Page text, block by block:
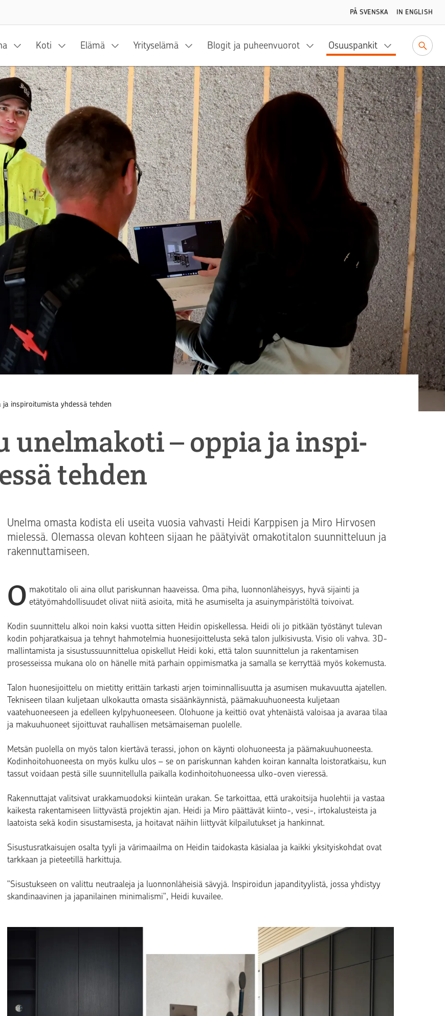
PÅ SVENSKA IN ENGLISH
Koti Elämä Yrityselämä Blogit ja puheenvuorot Osuuspankit
ins­pi­roi­tu­mis­ta yh­des­sä teh­den
unel­ma­ko­ti – op­pia ja ins­pi­
teh­den
Unelma omasta kodista eli useita vuosia vahvasti Heidi Karppisen ja Miro Hirvosen
mielessä. Olemassa olevan kohteen sijaan he päätyivät omakotitalon suunnitteluun ja
rakennuttamiseen.
O makotitalo oli aina ollut pariskunnan haaveissa. Oma piha, luonnonläheisyys, hyvä sijainti ja
etätyömahdollisuudet olivat niitä asioita, mitä he asumiselta ja asuinympäristöltä toivoivat.
Kodin suunnittelu alkoi noin kaksi vuotta sitten Heidin opiskellessa. Heidi oli jo pitkään työstänyt tulevan
kodin pohjaratkaisua ja tehnyt hahmotelmia huonesijoittelusta sekä talon julkisivusta. Visio oli vahva. 3D-
mallintamista ja sisustussuunnittelua opiskellut Heidi koki, että talon suunnittelun ja rakentamisen
prosesseissa mukana olo on hänelle mitä parhain oppimismatka ja samalla se kerryttää myös kokemusta.
Talon huonesijoittelu on mietitty erittäin tarkasti arjen toiminnallisuutta ja asumisen mukavuutta ajatellen.
Tekniseen tilaan kuljetaan ulkokautta omasta sisäänkäynnistä, päämakuuhuoneesta kuljetaan
vaatehuoneeseen ja edelleen kylpyhuoneeseen. Olohuone ja keittiö ovat yhtenäistä valoisaa ja avaraa tilaa
ja makuuhuoneet sijoittuvat rauhallisen metsämaiseman puolelle.
Metsän puolella on myös talon kiertävä terassi, johon on käynti olohuoneesta ja päämakuuhuoneesta.
Kodinhoitohuoneesta on myös kulku ulos – se on pariskunnan kahden koiran kannalta loistoratkaisu, kun
tassut voidaan pestä sille suunnitellulla paikalla kodinhoitohuoneessa ulko-oven vieressä.
Rakennuttajat valitsivat urakkamuodoksi kiinteän urakan. Se tarkoittaa, että urakoitsija huolehtii ja vastaa
kaikesta rakentamiseen liittyvästä projektin ajan. Heidi ja Miro päättävät kiinto-, vesi-, irtokalusteista ja
laatoista sekä kodin sisustamisesta, ja hoitavat näihin liittyvät kilpailutukset ja hankinnat.
Sisustusratkaisujen osalta tyyli ja värimaailma on Heidin taidokasta käsialaa ja kaikki yksityiskohdat ovat
tarkkaan ja pieteetillä harkittuja.
"Sisustukseen on valittu neutraaleja ja luonnonläheisiä sävyjä. Inspiroidun japandityylistä, jossa yhdistyy
skandinaavinen ja japanilainen minimalismi", Heidi kuvailee.